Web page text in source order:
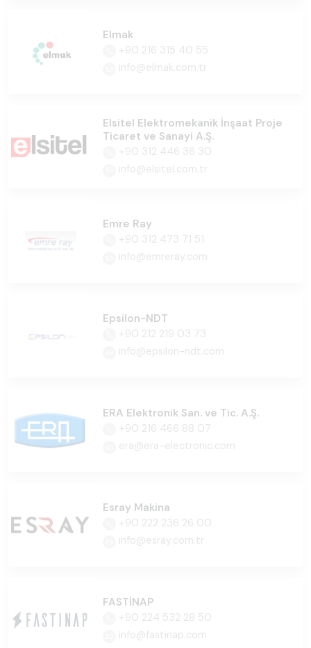
Elmak
+90 216 315 40 55
info@elmak.com.tr
Elsitel Elektromekanik İnşaat Proje
Ticaret ve Sanayi A.Ş.
+90 312 446 36 30
info@elsitel.com.tr
Emre Ray
+90 312 473 71 51
info@emreray.com
Epsilon-NDT
+90 212 219 03 73
info@epsilon-ndt.com
ERA Elektronik San. ve Tic. A.Ş.
+90 216 466 88 07
era@era-electronic.com
Esray Makina
+90 222 236 26 00
info@esray.com.tr
FASTİNAP
+90 224 532 28 50
info@fastinap.com